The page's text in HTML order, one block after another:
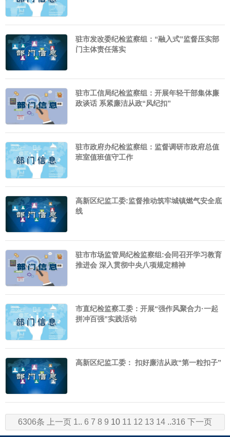
驻市发改委纪检监察组：“融入式”监督压实部
门主体责任落实
驻市工信局纪检监察组：开展年轻干部集体廉
政谈话 系紧廉洁从政“风纪扣”
驻市政府办纪检监察组：监督调研市政府总值
班室值班值守工作
高新区纪监工委:监督推动筑牢城镇燃气安全底
线
驻市市场监管局纪检监察组:会同召开学习教育
推进会 深入贯彻中央八项规定精神
市直纪检监察工委：开展“强作风聚合力·一起
拼冲百强”实践活动
高新区纪监工委： 扣好廉洁从政“第一粒扣子”
6306条 上一页 1.. 6 7 8 9 10 11 12 13 14 ..316 下一页